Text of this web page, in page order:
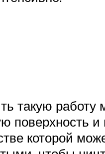
такую работу
поверхность и
которой